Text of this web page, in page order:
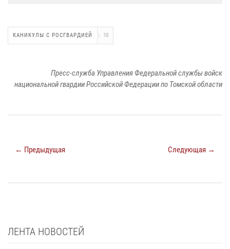
КАНИКУЛЫ С РОСГВАРДИЕЙ 10
Пресс-служба Управления Федеральной службы войск
национальной гвардии Российской Федерации по Томской области
← Предыдущая Следующая →
ЛЕНТА НОВОСТЕЙ